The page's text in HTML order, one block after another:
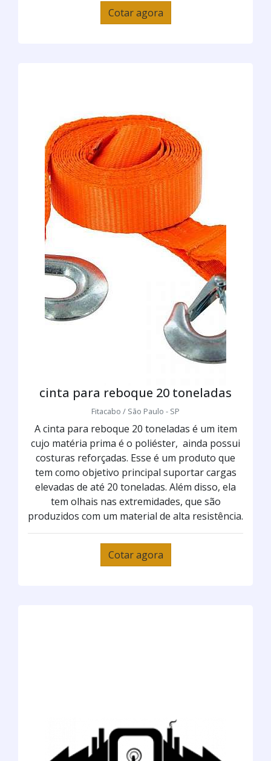
Cotar agora
cinta para reboque 20 toneladas
Fitacabo / São Paulo - SP
A cinta para reboque 20 toneladas é um item
cujo matéria prima é o poliéster, ainda possui
costuras reforçadas. Esse é um produto que
tem como objetivo principal suportar cargas
elevadas de até 20 toneladas. Além disso, ela
tem olhais nas extremidades, que são
produzidos com um material de alta resistência.
Cotar agora